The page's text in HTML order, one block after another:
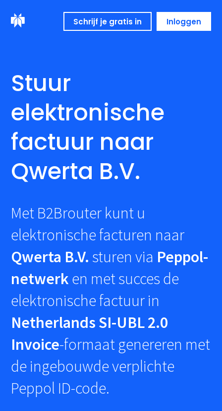
Schrijf je gratis in Inloggen
Stuur
elektronische
factuur naar
Qwerta B.V.
Met B2Brouter kunt u
elektronische facturen naar
Qwerta B.V. sturen via Peppol-
netwerk en met succes de
elektronische factuur in
Netherlands SI-UBL 2.0
Invoice-formaat genereren met
de ingebouwde verplichte
Peppol ID-code.